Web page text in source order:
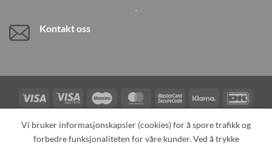
Kontakt oss
Visa
Visa
Electron
Maestro MasterCardMasterCard
2
Klarna
Card
TILBAKEKALLINGER KONTAKT OSS OM OSS
Vi bruker informasjonskapsler (cookies) for å spore trafikk og
forbedre funksjonaliteten for våre kunder. Ved å trykke